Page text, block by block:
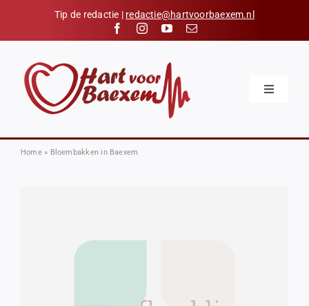
content
Tip de redactie | redactie@hartvoorbaexem.nl
Toggle
Nieuws
Home» Bloembakken in Baexem